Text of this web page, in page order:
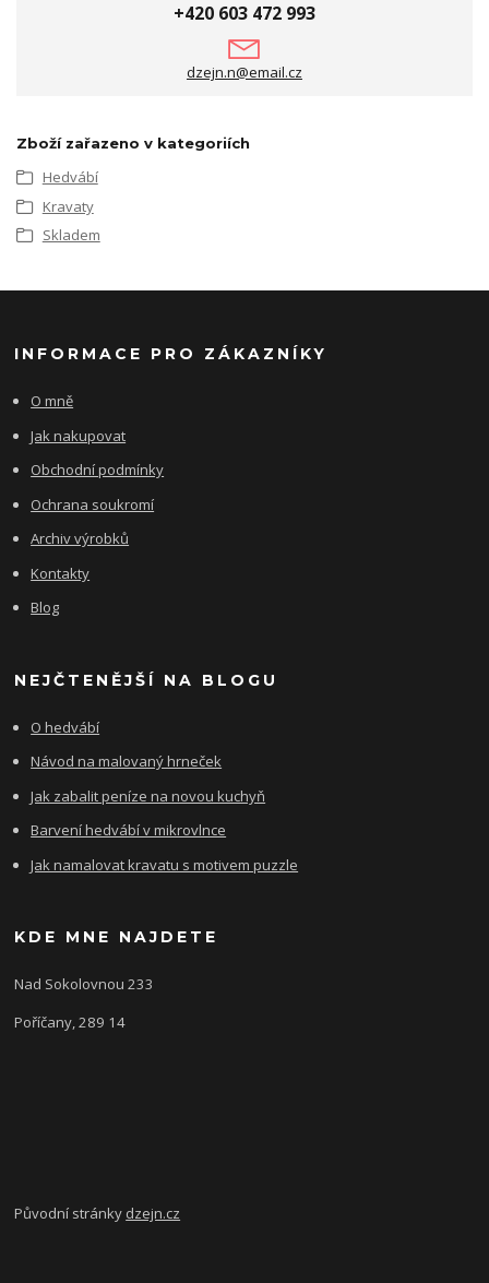
+420 603 472 993
dzejn.n@email.cz
Zboží zařazeno v kategoriích
Hedvábí
Kravaty
Skladem
INFORMACE PRO ZÁKAZNÍKY
O mně
Jak nakupovat
Obchodní podmínky
Ochrana soukromí
Archiv výrobků
Kontakty
Blog
NEJČTENĚJŠÍ NA BLOGU
O hedvábí
Návod na malovaný hrneček
Jak zabalit peníze na novou kuchyň
Barvení hedvábí v mikrovlnce
Jak namalovat kravatu s motivem puzzle
KDE MNE NAJDETE
Nad Sokolovnou 233
Poříčany, 289 14
Původní stránky dzejn.cz